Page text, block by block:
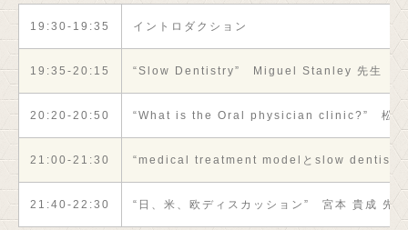
19:30-19:35 イントロダクション
19:35-20:15 “Slow Dentistry” Miguel Stanley 先生
20:20-20:50 “What is the Oral physician clinic?” 松野
21:00-21:30 “medical treatment modelとslow dentistry
21:40-22:30 “日、米、欧ディスカッション” 宮本 貴成 先生